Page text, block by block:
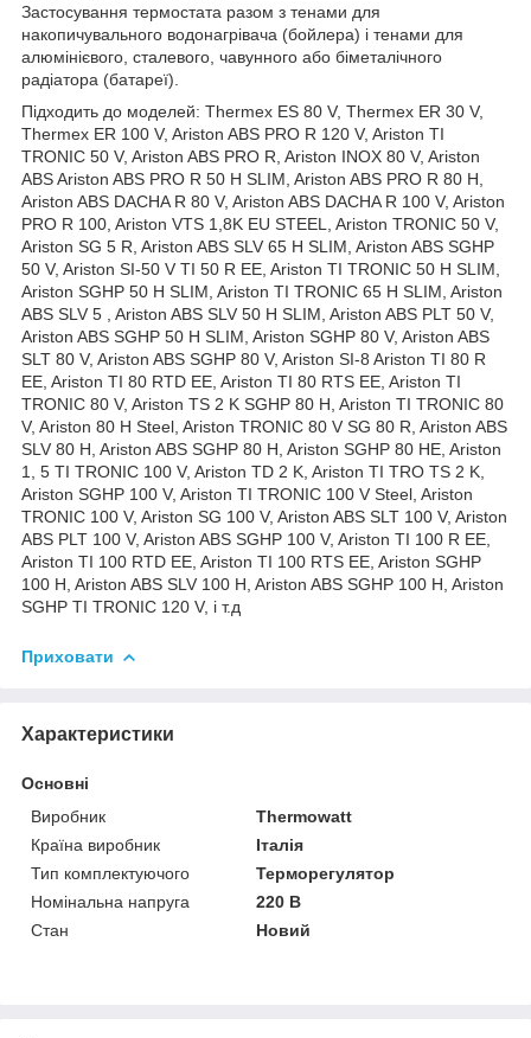
Застосування термостата разом з тенами для
накопичувального водонагрівача (бойлера) і тенами для
алюмінієвого, сталевого, чавунного або біметалічного
радіатора (батареї).
Підходить до моделей: Thermex ES 80 V, Thermex ER 30 V,
Thermex ER 100 V, Ariston ABS PRO R 120 V, Ariston TI
TRONIC 50 V, Ariston ABS PRO R, Ariston INOX 80 V, Ariston
ABS Ariston ABS PRO R 50 H SLIM, Ariston ABS PRO R 80 H,
Ariston ABS DACHA R 80 V, Ariston ABS DACHA R 100 V, Ariston
PRO R 100, Ariston VTS 1,8K EU STEEL, Ariston TRONIC 50 V,
Ariston SG 5 R, Ariston ABS SLV 65 H SLIM, Ariston ABS SGHP
50 V, Ariston SI-50 V TI 50 R EE, Ariston TI TRONIC 50 H SLIM,
Ariston SGHP 50 H SLIM, Ariston TI TRONIC 65 H SLIM, Ariston
ABS SLV 5 , Ariston ABS SLV 50 H SLIM, Ariston ABS PLT 50 V,
Ariston ABS SGHP 50 H SLIM, Ariston SGHP 80 V, Ariston ABS
SLT 80 V, Ariston ABS SGHP 80 V, Ariston SI-8 Ariston TI 80 R
EE, Ariston TI 80 RTD EE, Ariston TI 80 RTS EE, Ariston TI
TRONIC 80 V, Ariston TS 2 K SGHP 80 H, Ariston TI TRONIC 80
V, Ariston 80 H Steel, Ariston TRONIC 80 V SG 80 R, Ariston ABS
SLV 80 H, Ariston ABS SGHP 80 H, Ariston SGHP 80 HE, Ariston
1, 5 TI TRONIC 100 V, Ariston TD 2 K, Ariston TI TRO TS 2 K,
Ariston SGHP 100 V, Ariston TI TRONIC 100 V Steel, Ariston
TRONIC 100 V, Ariston SG 100 V, Ariston ABS SLT 100 V, Ariston
ABS PLT 100 V, Ariston ABS SGHP 100 V, Ariston TI 100 R EE,
Ariston TI 100 RTD EE, Ariston TI 100 RTS EE, Ariston SGHP
100 H, Ariston ABS SLV 100 H, Ariston ABS SGHP 100 H, Ariston
SGHP TI TRONIC 120 V, і т.д
Приховати
Характеристики
Основні
Виробник
Thermowatt
Країна виробник
Італія
Тип комплектуючого
Терморегулятор
Номінальна напруга
220 В
Стан
Новий